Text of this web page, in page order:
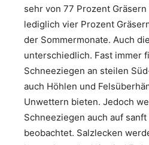
sehr von 77 Prozent
lediglich vier Prozent
der Sommermonate. Auch
unterschiedlich. Fast immer
Schneeziegen an steilen
auch Höhlen und
Unwettern bieten. Jedoch
Schneeziegen auch auf
beobachtet. Salzlecken